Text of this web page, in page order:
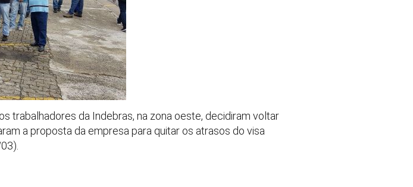
trabalhadores da Indebras, na zona oeste, decidiram voltar
a proposta da empresa para quitar os atrasos do visa